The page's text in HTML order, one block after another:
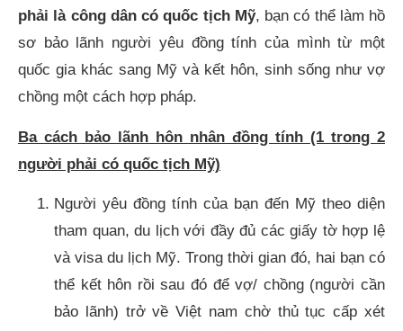
phải là công dân có quốc tịch Mỹ, bạn có thể làm hồ
sơ bảo lãnh người yêu đồng tính của mình từ một
quốc gia khác sang Mỹ và kết hôn, sinh sống như vợ
chồng một cách hợp pháp.
Ba cách bảo lãnh hôn nhân đồng tính (1 trong 2
người phải có quốc tịch Mỹ)
Người yêu đồng tính của bạn đến Mỹ theo diện
tham quan, du lịch với đầy đủ các giấy tờ hợp lệ
và visa du lịch Mỹ. Trong thời gian đó, hai bạn có
thể kết hôn rồi sau đó để vợ/ chồng (người cần
bảo lãnh) trở về Việt nam chờ thủ tục cấp xét